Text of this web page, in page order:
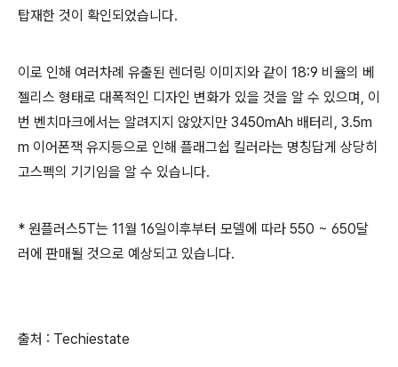
탑재한 것이 확인되었습니다.
이로 인해 여러차례 유출된 렌더링 이미지와 같이 18:9 비율의 베
젤리스 형태로 대폭적인 디자인 변화가 있을 것을 알 수 있으며, 이
번 벤치마크에서는 알려지지 않았지만 3450mAh 배터리, 3.5m
m 이어폰잭 유지등으로 인해 플래그쉽 킬러라는 명칭답게 상당히
고스펙의 기기임을 알 수 있습니다.
* 원플러스5T는 11월 16일이후부터 모델에 따라 550 ~ 650달
러에 판매될 것으로 예상되고 있습니다.
출처 : Techiestate